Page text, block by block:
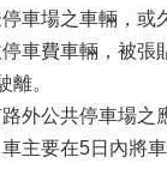
車場之車輛，或
車費車輛，被張
離。
外公共停車場之
主要在5日內將